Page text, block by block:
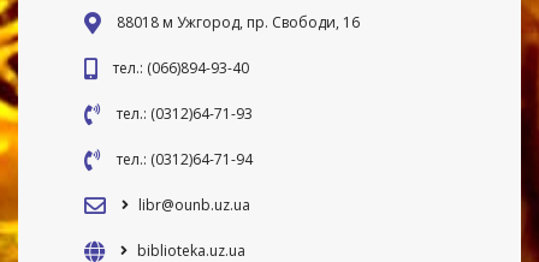
88018 м Ужгород, пр. Свободи, 16
тел.: (066)894-93-40
тел.: (0312)64-71-93
тел.: (0312)64-71-94
libr@ounb.uz.ua
biblioteka.uz.ua